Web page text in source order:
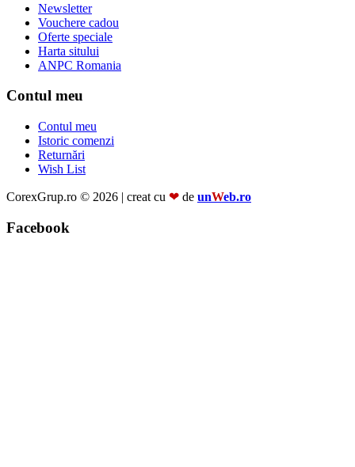
Newsletter
Vouchere cadou
Oferte speciale
Harta sitului
ANPC Romania
Contul meu
Contul meu
Istoric comenzi
Returnări
Wish List
CorexGrup.ro © 2026 | creat cu ❤ de unWeb.ro
Facebook